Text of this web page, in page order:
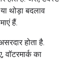
थोड़ा बदलाव
हैं.
होता है.
का